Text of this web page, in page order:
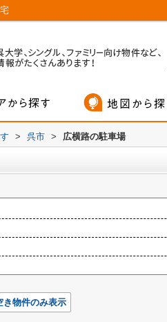
> 呉市 > 広横路の駐車場
き物件のみ表示